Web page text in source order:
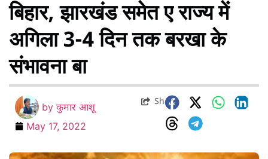
बिहार, झारखंड समेत ए राज्य में
अगिला 3-4 दिन तक बरखा के
संभावना बा
by कुमार आशू
May 17, 2022
Share